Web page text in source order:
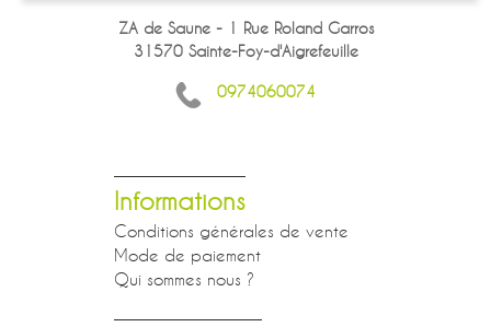
ZA de Saune - 1 Rue Roland Garros
31570 Sainte-Foy-d'Aigrefeuille
0974060074
Informations
Conditions générales de vente
Mode de paiement
Qui sommes nous ?